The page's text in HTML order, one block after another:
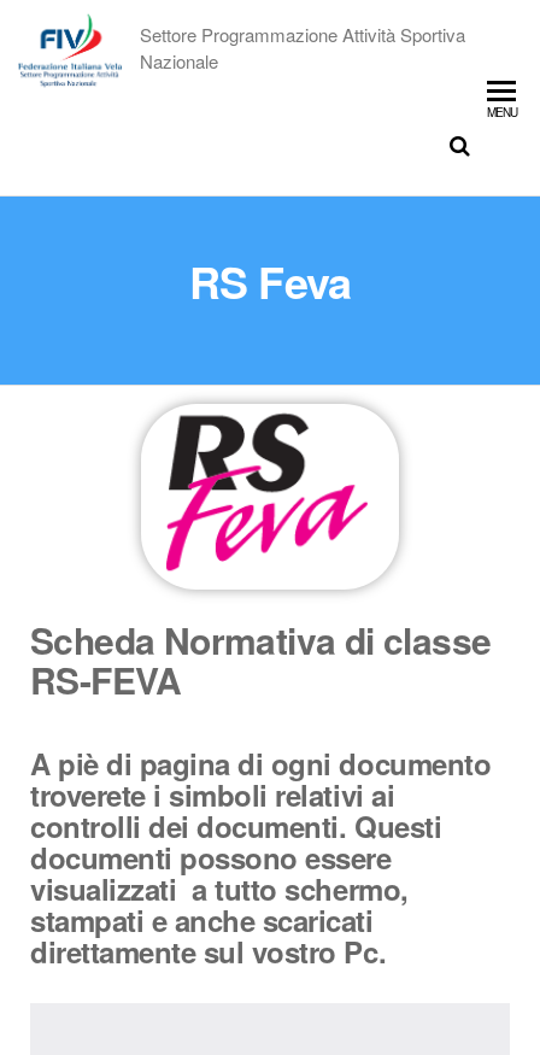
Settore Programmazione Attività Sportiva
Nazionale
MENU
RS Feva
Scheda Normativa di classe
RS-FEVA
A piè di pagina di ogni documento
troverete i simboli relativi ai
controlli dei documenti. Questi
documenti possono essere
visualizzati a tutto schermo,
stampati e anche scaricati
direttamente sul vostro Pc.